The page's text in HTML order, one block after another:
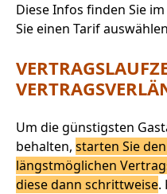
Diese Infos finden Sie
Sie einen Tarif
Um die günstigsten
behalten, starten Sie
längstmöglichen
diese dann schrittweise.